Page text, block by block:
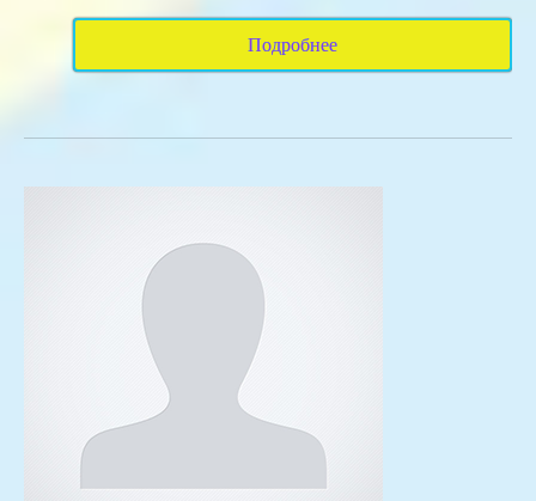
Подробнее